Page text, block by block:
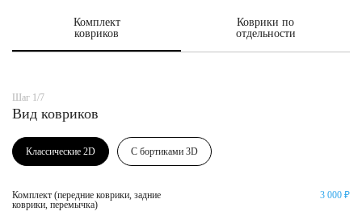
Комплект
ковриков
Коврики по
отдельности
Шаг 1/7
Вид ковриков
Классические 2D С бортиками 3D
Комплект (передние коврики, задние
коврики, перемычка)
3 000 ₽